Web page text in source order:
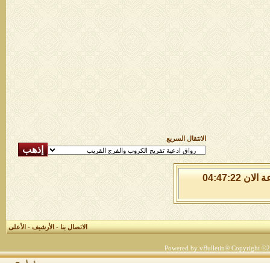
الانتقال السريع
السبت 8 من اغسطس 2026 , الساعة الان 04:47:22
الاتصال بنا-الأرشيف-الأعلى
Powered by vBulletin® Copyright